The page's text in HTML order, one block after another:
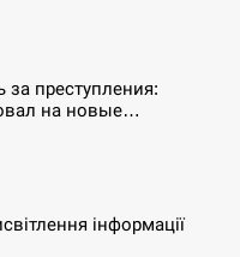
за преступления:
на новые…
інформації